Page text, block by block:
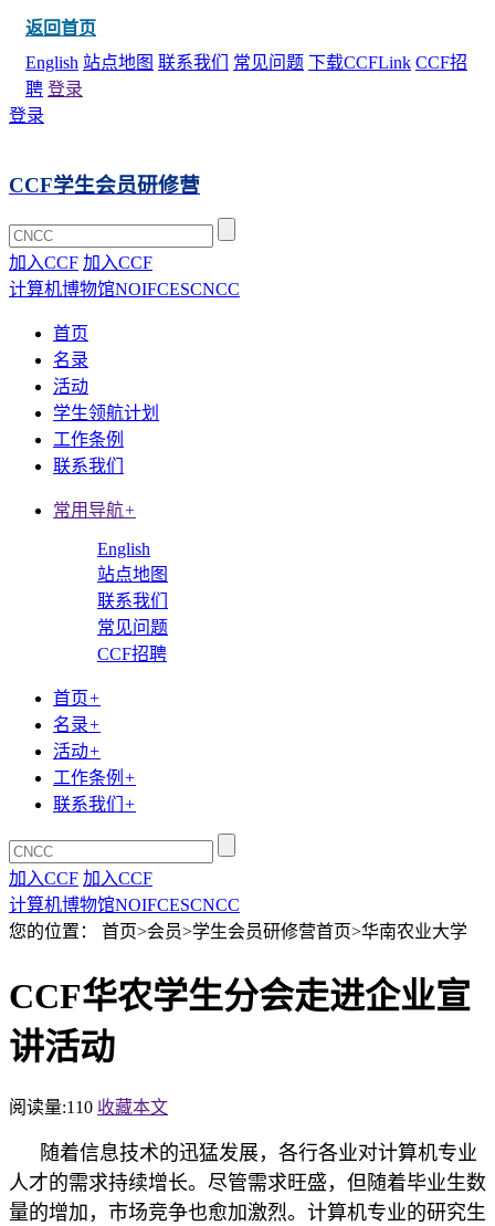
返回首页
English 站点地图 联系我们 常见问题 下载CCFLink CCF招
聘 登录
登录
CCF学生会员研修营
加入CCF 加入CCF
计算机博物馆NOIFCESCNCC
首页
名录
活动
学生领航计划
工作条例
联系我们
常用导航+
English
站点地图
联系我们
常见问题
CCF招聘
首页+
名录+
活动+
工作条例 +
联系我们 +
加入CCF 加入CCF
计算机博物馆NOIFCESCNCC
您的位置： 首页>会员>学生会员研修营首页>华南农业大学
CCF华农学生分会走进企业宣
讲活动
阅读量:110 收藏本文
随着信息技术的迅猛发展，各行各业对计算机专业
人才的需求持续增长。尽管需求旺盛，但随着毕业生数
量的增加，市场竞争也愈加激烈。计算机专业的研究生